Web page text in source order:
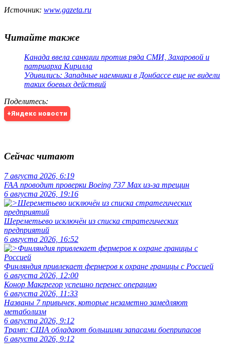
Источник: www.gazeta.ru
Читайте также
Канада ввела санкции против ряда СМИ, Захаровой и
патриарха Кирилла
Удивились: Западные наемники в Донбассе еще не видели
таких боевых действий
Поделитесь:
+Яндекс новости
Сейчас читают
7 августа 2026, 6:19
FAA проводит проверки Boeing 737 Max из-за трещин
6 августа 2026, 19:16
Шереметьево исключён из списка стратегических
предприятий
6 августа 2026, 16:52
Финляндия привлекает фермеров к охране границы с Россией
6 августа 2026, 12:00
Конор Макгрегор успешно перенес операцию
6 августа 2026, 11:33
Названы 7 привычек, которые незаметно замедляют
метаболизм
6 августа 2026, 9:12
Трамп: США обладают большими запасами боеприпасов
6 августа 2026, 9:12